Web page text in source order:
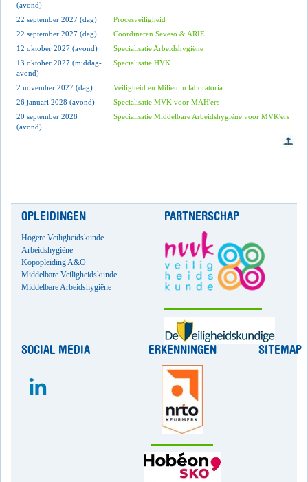
(avond)
22 september 2027 (dag)
Procesveiligheid
22 september 2027 (dag)
Coördineren Seveso & ARIE
12 oktober 2027 (avond)
Specialisatie Arbeidshygiëne
13 oktober 2027 (middag-
avond)
Specialisatie HVK
2 november 2027 (dag)
Veiligheid en Milieu in laboratoria
26 januari 2028 (avond)
Specialisatie MVK voor MAH'ers
20 september 2028
(avond)
Specialisatie Middelbare Arbeidshygiëne voor MVK'ers
OPLEIDINGEN
Hogere Veiligheidskunde
Arbeidshygiëne
Kopopleiding A&O
Middelbare Veiligheidskunde
Middelbare Arbeidshygiëne
PARTNERSCHAP
SOCIAL MEDIA ERKENNINGEN SITEMAP